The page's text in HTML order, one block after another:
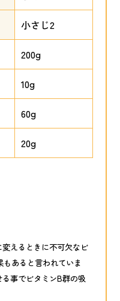
小さじ2
200g
10g
60g
20g
えるときに不可欠なビ
あると言われていま
事でビタミンB群の吸